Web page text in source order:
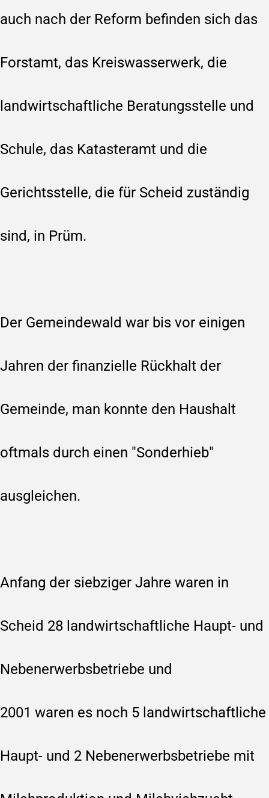
auch nach der Reform befinden sich das
Forstamt, das Kreiswasserwerk, die
landwirtschaftliche Beratungsstelle und
Schule, das Katasteramt und die
Gerichtsstelle, die für Scheid zuständig
sind, in Prüm.
Der Gemeindewald war bis vor einigen
Jahren der finanzielle Rückhalt der
Gemeinde, man konnte den Haushalt
oftmals durch einen "Sonderhieb"
ausgleichen.
Anfang der siebziger Jahre waren in
Scheid 28 landwirtschaftliche Haupt- und
Nebenerwerbsbetriebe und
2001 waren es noch 5 landwirtschaftliche
Haupt- und 2 Nebenerwerbsbetriebe mit